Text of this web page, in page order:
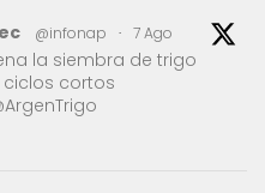
@infonap · 7 Ago
la siembra de trigo
cortos